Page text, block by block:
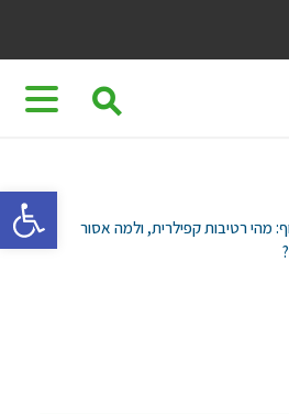
⚲
מהי רטיבות קפילרית, ולמה אסור